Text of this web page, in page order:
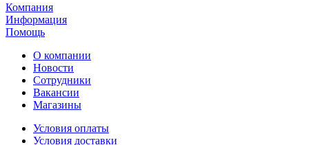
Компания
Информация
Помощь
О компании
Новости
Сотрудники
Вакансии
Магазины
Условия оплаты
Условия доставки